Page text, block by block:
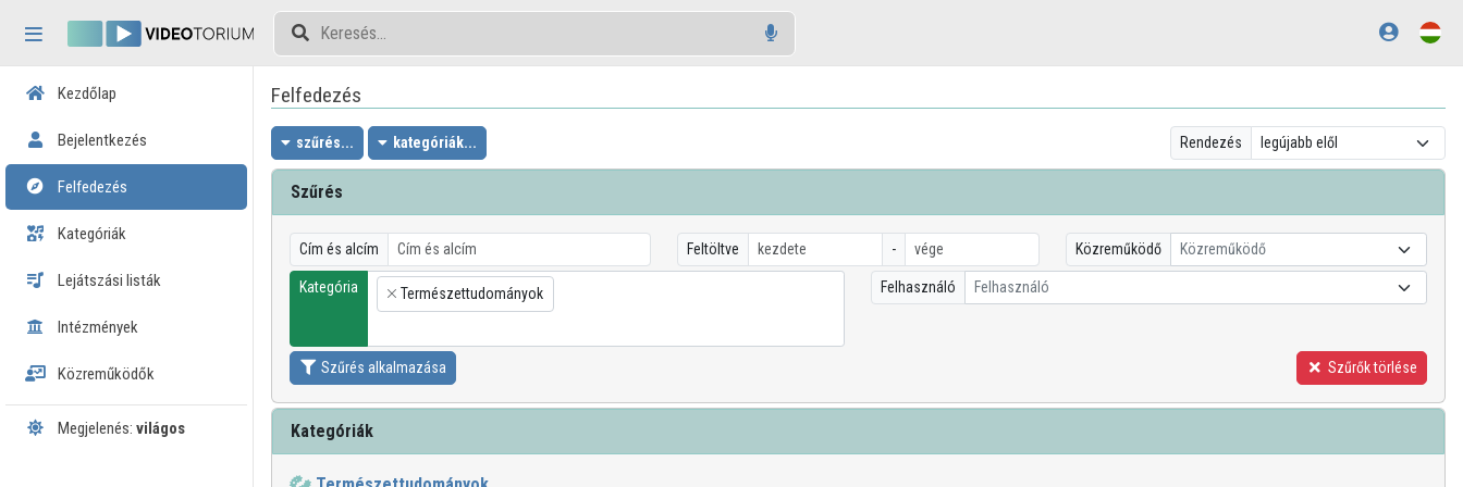
Tartalom kihagyása
Kezdőlap
Bejelentkezés
Felfedezés
Kategóriák
Lejátszási listák
Intézmények
Közreműködők
Megjelenés: világos
Felfedezés
szűrés... kategóriák... Rendezés
Szűrés
Cím és alcím Feltöltve - Közreműködő Közreműködő
Kategória
×
Természettudományok Felhasználó Felhasználó
Szűrés alkalmazása Szűrők törlése
Kategóriák